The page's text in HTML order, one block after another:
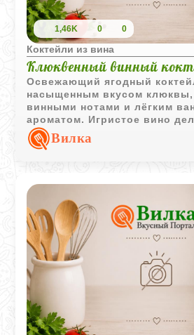
1,46K 0 0
Коктейли из вина
Клюквенный винный
Освежающий ягодный
насыщенным вкусом клюквы,
винными нотами и лёгким
ароматом. Игристое вино
более живым и праздничным.
Вилка